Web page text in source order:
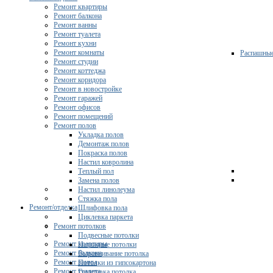
Ремонт/отделка
Ремонт квартиры
Ремонт балкона
Ремонт ванны
Ремонт туалета
Ремонт квартиры
Ремонт балкона
Ремонт ванны
Ремонт туалета
Ремонт кухни
Ремонт комнаты
Ремонт студии
Ремонт коттеджа
Ремонт коридора
Ремонт в новостройке
Ремонт гаражей
Ремонт офисов
Ремонт помещений
Ремонт полов
Укладка полов
Демонтаж полов
Покраска полов
Настил ковролина
Теплый пол
Замена полов
Настил линолеума
Стяжка пола
Шлифовка пола
Циклевка паркета
Ремонт потолков
Подвесные потолки
Натяжные потолки
Выравнивание потолка
Потолки из гипсокартона